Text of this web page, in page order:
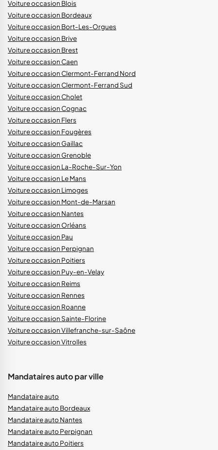
Voiture occasion Blois
Voiture occasion Bordeaux
Voiture occasion Bort-Les-Orgues
Voiture occasion Brive
Voiture occasion Brest
Voiture occasion Caen
Voiture occasion Clermont-Ferrand Nord
Voiture occasion Clermont-Ferrand Sud
Voiture occasion Cholet
Voiture occasion Cognac
Voiture occasion Flers
Voiture occasion Fougères
Voiture occasion Gaillac
Voiture occasion Grenoble
Voiture occasion La-Roche-Sur-Yon
Voiture occasion Le Mans
Voiture occasion Limoges
Voiture occasion Mont-de-Marsan
Voiture occasion Nantes
Voiture occasion Orléans
Voiture occasion Pau
Voiture occasion Perpignan
Voiture occasion Poitiers
Voiture occasion Puy-en-Velay
Voiture occasion Reims
Voiture occasion Rennes
Voiture occasion Roanne
Voiture occasion Sainte-Florine
Voiture occasion Villefranche-sur-Saône
Voiture occasion Vitrolles
Mandataires auto par ville
Mandataire auto
Mandataire auto Bordeaux
Mandataire auto Nantes
Mandataire auto Perpignan
Mandataire auto Poitiers